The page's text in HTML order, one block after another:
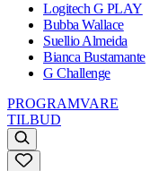
Logitech G PLAY
Bubba Wallace
Suellio Almeida
Bianca Bustamante
G Challenge
PROGRAMVARE
TILBUD